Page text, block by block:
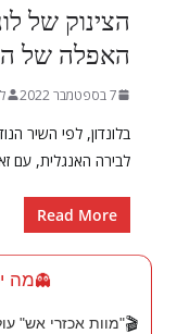
הצינוק של
האפלה של
7 בספטמבר 2022
בלונדון, לפי השיר
לבירה האנגלית, עם
Read More
👻מה
🎬"מוות אכזרי אש"